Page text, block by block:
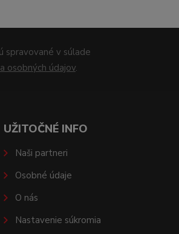
spravované v súlade
osobných údajov.
UŽITOČNÉ INFO
Naši partneri
Osobné údaje
O nás
Nastavenie súkromia